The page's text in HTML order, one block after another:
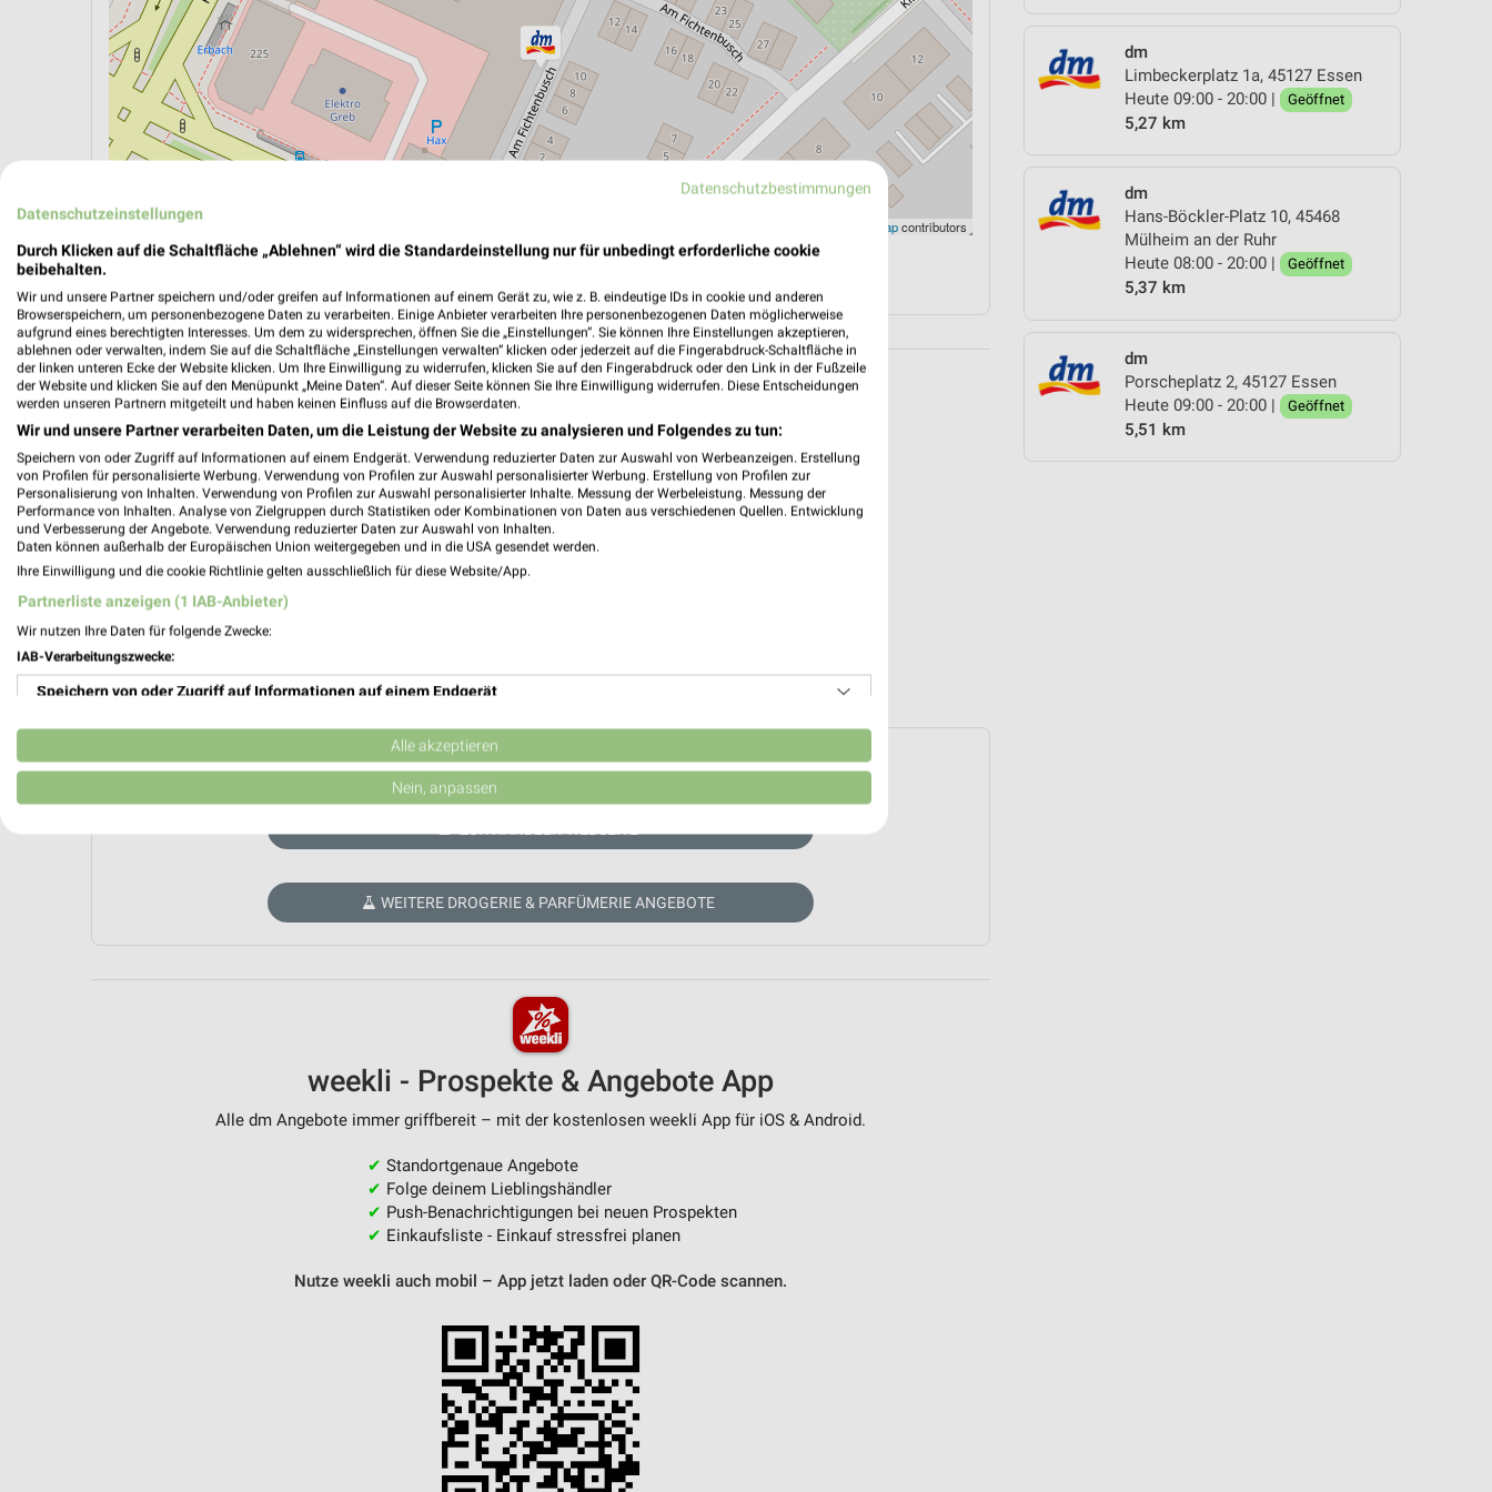
dm
Limbeckerplatz 1a, 45127 Essen
Heute 09:00 - 20:00 |
Geöffnet
5,27 km
dm
Hans-Böckler-Platz 10, 45468
Mülheim an der Ruhr
Heute 08:00 - 20:00 |
Geöffnet
5,37 km
dm
Porscheplatz 2, 45127 Essen
Heute 09:00 - 20:00 |
Geöffnet
5,51 km
OpenStreetMapcontributors
Aktuell keine Prospekte vorhanden.
ZUR HÄNDLER-WEBSEITE
WEITERE DROGERIE & PARFÜMERIE ANGEBOTE
weekli - Prospekte & Angebote App
Alle dm Angebote immer griffbereit – mit der kostenlosen weekli App für iOS & Android.
✔ Standortgenaue Angebote
✔ Folge deinem Lieblingshändler
✔ Push-Benachrichtigungen bei neuen Prospekten
✔ Einkaufsliste - Einkauf stressfrei planen
Nutze weekli auch mobil – App jetzt laden oder QR-Code scannen.
Datenschutzbestimmungen
Datenschutzeinstellungen
Durch Klicken auf die Schaltfläche „Ablehnen“ wird die Standardeinstellung nur für unbedingt erforderliche cookie
beibehalten.
Wir und unsere Partner speichern und/oder greifen auf Informationen auf einem Gerät zu, wie z. B. eindeutige IDs in cookie und anderen
Browserspeichern, um personenbezogene Daten zu verarbeiten. Einige Anbieter verarbeiten Ihre personenbezogenen Daten möglicherweise
aufgrund eines berechtigten Interesses. Um dem zu widersprechen, öffnen Sie die „Einstellungen“. Sie können Ihre Einstellungen akzeptieren,
ablehnen oder verwalten, indem Sie auf die Schaltfläche „Einstellungen verwalten“ klicken oder jederzeit auf die Fingerabdruck-Schaltfläche in
der linken unteren Ecke der Website klicken. Um Ihre Einwilligung zu widerrufen, klicken Sie auf den Fingerabdruck oder den Link in der Fußzeile
der Website und klicken Sie auf den Menüpunkt „Meine Daten“. Auf dieser Seite können Sie Ihre Einwilligung widerrufen. Diese Entscheidungen
werden unseren Partnern mitgeteilt und haben keinen Einfluss auf die Browserdaten.
Wir und unsere Partner verarbeiten Daten, um die Leistung der Website zu analysieren und Folgendes zu tun:
Speichern von oder Zugriff auf Informationen auf einem Endgerät. Verwendung reduzierter Daten zur Auswahl von Werbeanzeigen. Erstellung
von Profilen für personalisierte Werbung. Verwendung von Profilen zur Auswahl personalisierter Werbung. Erstellung von Profilen zur
Personalisierung von Inhalten. Verwendung von Profilen zur Auswahl personalisierter Inhalte. Messung der Werbeleistung. Messung der
Performance von Inhalten. Analyse von Zielgruppen durch Statistiken oder Kombinationen von Daten aus verschiedenen Quellen. Entwicklung
und Verbesserung der Angebote. Verwendung reduzierter Daten zur Auswahl von Inhalten.
Daten können außerhalb der Europäischen Union weitergegeben und in die USA gesendet werden.
Ihre Einwilligung und die cookie Richtlinie gelten ausschließlich für diese Website/App.
Partnerliste anzeigen (1 IAB-Anbieter)
Wir nutzen Ihre Daten für folgende Zwecke:
IAB-Verarbeitungszwecke:
Speichern von oder Zugriff auf Informationen auf einem Endgerät
Verwendung reduzierter Daten zur Auswahl von Werbeanzeigen
Erstellung von Profilen für personalisierte Werbung
Verwendung von Profilen zur Auswahl personalisierter Inhalte
Analyse von Zielgruppen durch Statistiken oder Kombinationen von Daten aus verschiedenen
Entwicklung und Verbesserung der Angebote
Verwendung reduzierter Daten zur Auswahl von Inhalten
Geräte anhand von aktiv angeforderten Informationen identifizieren
Alle akzeptieren
Nein, anpassen